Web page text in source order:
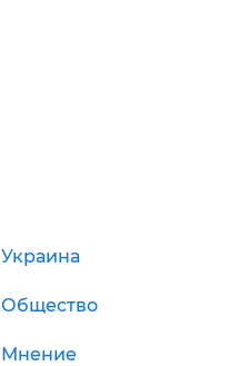
Украина
Общество
Мнение